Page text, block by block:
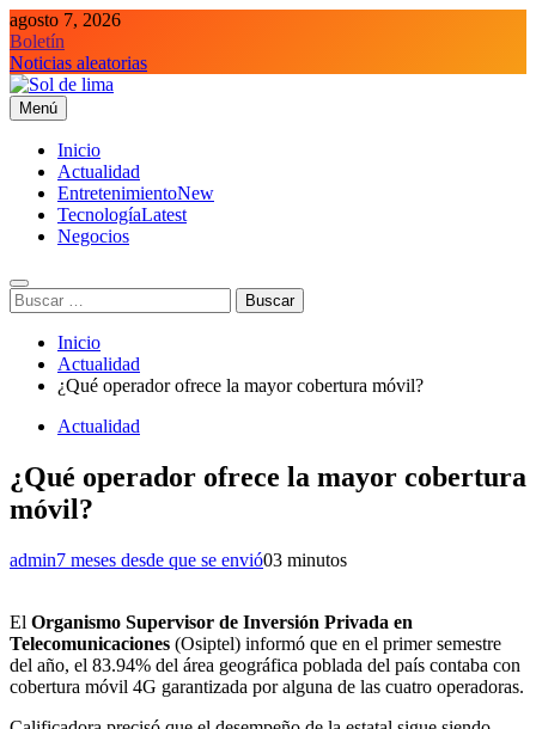
Saltar
al
contenido
agosto 7, 2026
Boletín
Noticias aleatorias
Sol de lima
Menú
Inicio
Actualidad
EntretenimientoNew
TecnologíaLatest
Negocios
Buscar:
Inicio
Actualidad
¿Qué operador ofrece la mayor cobertura móvil?
Actualidad
¿Qué operador ofrece la mayor cobertura
móvil?
admin7 meses desde que se envió03 minutos
El Organismo Supervisor de Inversión Privada en
Telecomunicaciones (Osiptel) informó que en el primer semestre
del año, el 83.94% del área geográfica poblada del país contaba con
cobertura móvil 4G garantizada por alguna de las cuatro operadoras.